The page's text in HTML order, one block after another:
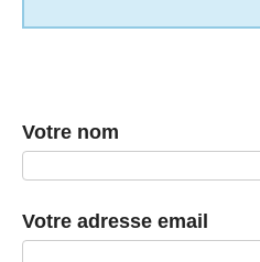
Votre nom
Votre adresse email